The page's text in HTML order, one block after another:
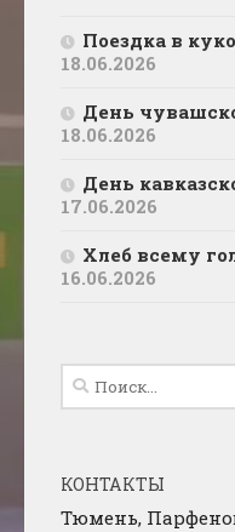
Поездка в
18.06.2026
День
18.06.2026
День
17.06.2026
Хлеб всему
16.06.2026
Найти:
КОНТАКТЫ
Тюмень,